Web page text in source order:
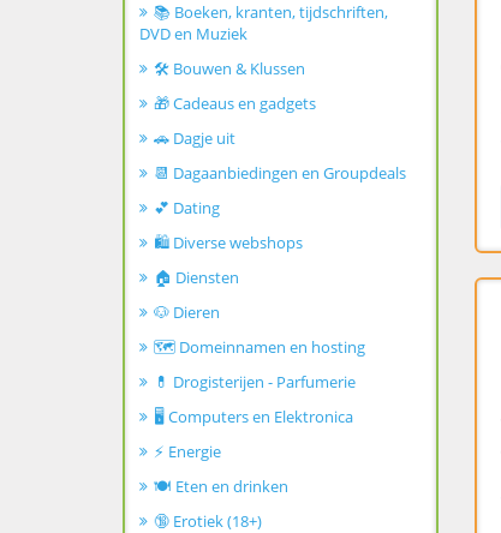
📚 Boeken, kranten, tijdschriften,
DVD en Muziek
🛠️ Bouwen & Klussen
🎁 Cadeaus en gadgets
🚗 Dagje uit
📆 Dagaanbiedingen en Groupdeals
💕 Dating
🛍️ Diverse webshops
🏠 Diensten
🐶 Dieren
🗺️ Domeinnamen en hosting
💊 Drogisterijen - Parfumerie
🖥️ Computers en Elektronica
⚡ Energie
🍽️ Eten en drinken
🔞 Erotiek (18+)